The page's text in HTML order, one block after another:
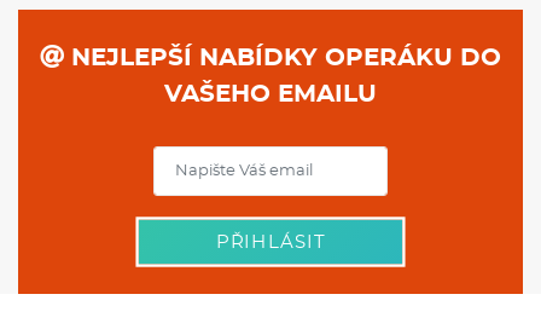
NEJLEPŠÍ NABÍDKY OPERÁKU DO
VAŠEHO EMAILU
PŘIHLÁSIT